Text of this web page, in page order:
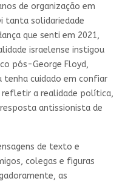
de organização em
tanta solidariedade
que senti em 2021,
israelense instigou
pós-George Floyd,
tenha cuidado em confiar
refletir a realidade política,
antissionista de
de texto e
colegas e figuras
as